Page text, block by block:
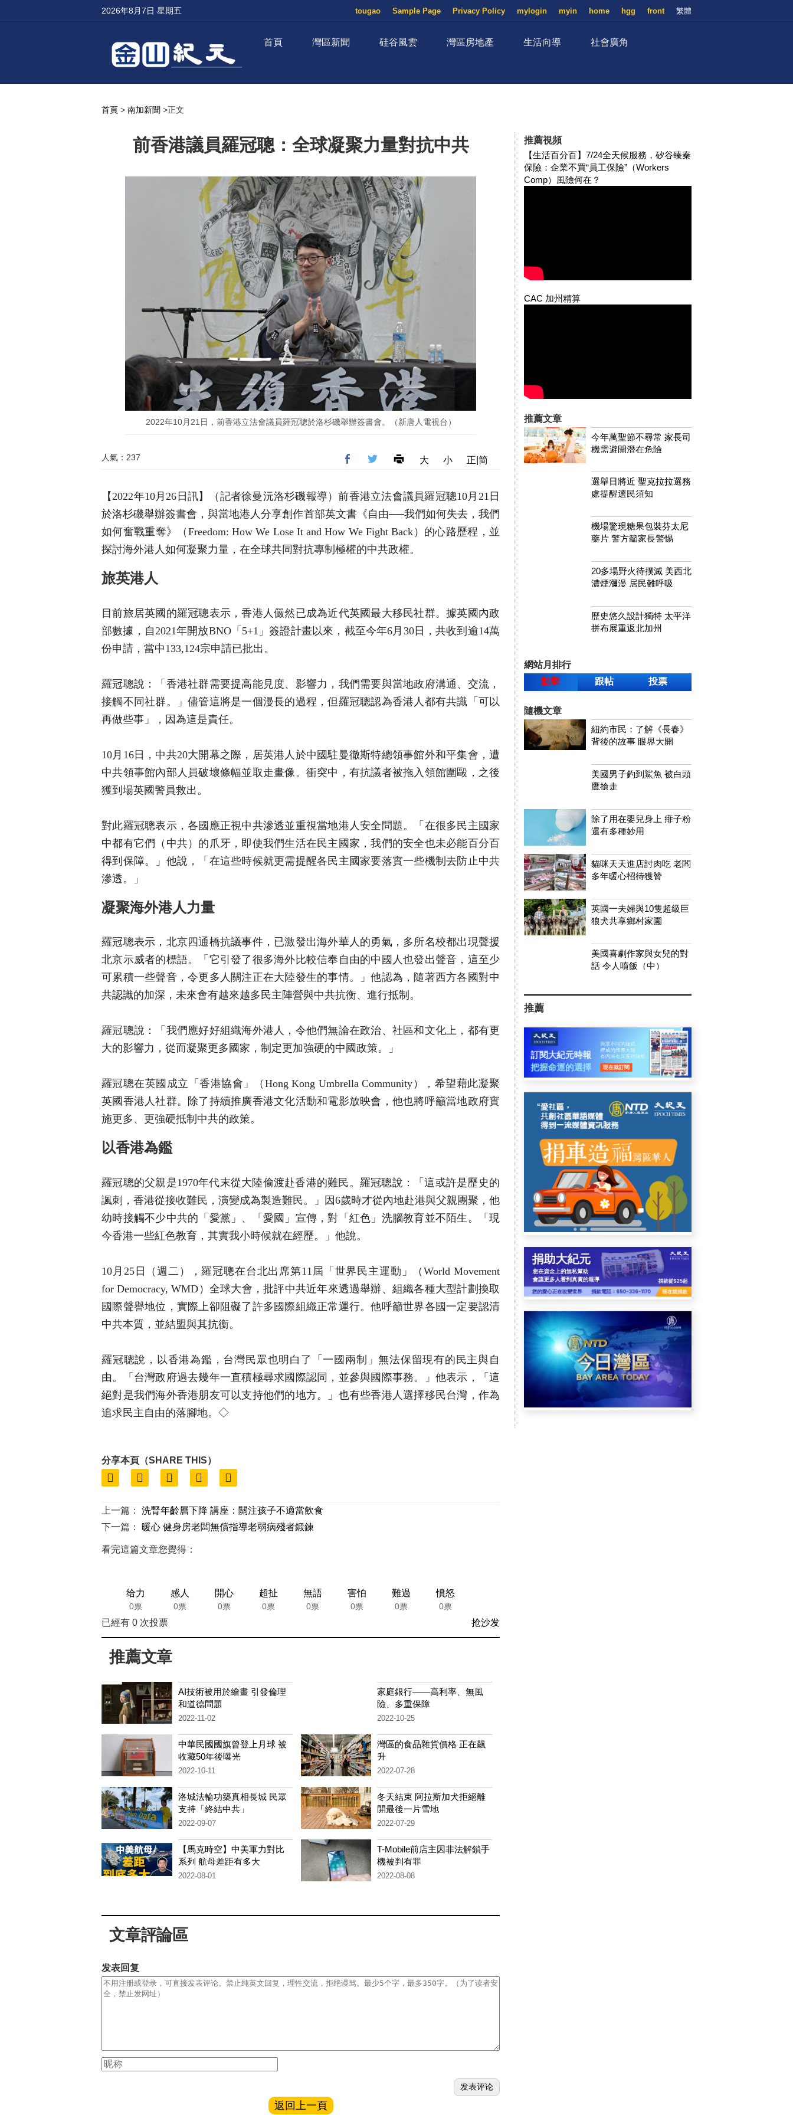
2026年8月7日 星期五 繁體
front
hgg
home
myin
mylogin
Privacy Policy
Sample Page
tougao
首頁 灣區新聞 硅谷風雲 灣區房地產 生活向導 社會廣角
首頁 > 南加新聞 >正文
前香港議員羅冠聰：全球凝聚力量對抗中共
2022年10月21日，前香港立法會議員羅冠聰於洛杉磯舉辦簽書會。（新唐人電視台）
人氣：237 大 小 正|简
【2022年10月26日訊】（記者徐曼沅洛杉磯報導）前香港立法會議員羅冠聰10月21日
於洛杉磯舉辦簽書會，與當地港人分享創作首部英文書《自由──我們如何失去，我們
如何奮戰重奪》（Freedom: How We Lose It and How We Fight Back）的心路歷程，並
探討海外港人如何凝聚力量，在全球共同對抗專制極權的中共政權。
旅英港人
目前旅居英國的羅冠聰表示，香港人儼然已成為近代英國最大移民社群。據英國內政
部數據，自2021年開放BNO「5+1」簽證計畫以來，截至今年6月30日，共收到逾14萬
份申請，當中133,124宗申請已批出。
羅冠聰說：「香港社群需要提高能見度、影響力，我們需要與當地政府溝通、交流，
接觸不同社群。」儘管這將是一個漫長的過程，但羅冠聰認為香港人都有共識「可以
再做些事」，因為這是責任。
10月16日，中共20大開幕之際，居英港人於中國駐曼徹斯特總領事館外和平集會，遭
中共領事館內部人員破壞條幅並取走畫像。衝突中，有抗議者被拖入領館圍毆，之後
獲到場英國警員救出。
對此羅冠聰表示，各國應正視中共滲透並重視當地港人安全問題。「在很多民主國家
中都有它們（中共）的爪牙，即使我們生活在民主國家，我們的安全也未必能百分百
得到保障。」他說，「在這些時候就更需提醒各民主國家要落實一些機制去防止中共
滲透。」
凝聚海外港人力量
羅冠聰表示，北京四通橋抗議事件，已激發出海外華人的勇氣，多所名校都出現聲援
北京示威者的標語。「它引發了很多海外比較信奉自由的中國人也發出聲音，這至少
可累積一些聲音，令更多人關注正在大陸發生的事情。」他認為，隨著西方各國對中
共認識的加深，未來會有越來越多民主陣營與中共抗衡、進行抵制。
羅冠聰說：「我們應好好組織海外港人，令他們無論在政治、社區和文化上，都有更
大的影響力，從而凝聚更多國家，制定更加強硬的中國政策。」
羅冠聰在英國成立「香港協會」（Hong Kong Umbrella Community），希望藉此凝聚
英國香港人社群。除了持續推廣香港文化活動和電影放映會，他也將呼籲當地政府實
施更多、更強硬抵制中共的政策。
以香港為鑑
羅冠聰的父親是1970年代末從大陸偷渡赴香港的難民。羅冠聰說：「這或許是歷史的
諷刺，香港從接收難民，演變成為製造難民。」因6歲時才從內地赴港與父親團聚，他
幼時接觸不少中共的「愛黨」、「愛國」宣傳，對「紅色」洗腦教育並不陌生。「現
今香港一些紅色教育，其實我小時候就在經歷。」他說。
10月25日（週二），羅冠聰在台北出席第11屆「世界民主運動」（World Movement
for Democracy, WMD）全球大會，批評中共近年來透過舉辦、組織各種大型計劃換取
國際聲譽地位，實際上卻阻礙了許多國際組織正常運行。他呼籲世界各國一定要認清
中共本質，並結盟與其抗衡。
羅冠聰說，以香港為鑑，台灣民眾也明白了「一國兩制」無法保留現有的民主與自
由。「台灣政府過去幾年一直積極尋求國際認同，並參與國際事務。」他表示，「這
絕對是我們海外香港朋友可以支持他們的地方。」也有些香港人選擇移民台灣，作為
追求民主自由的落腳地。◇
分享本頁（SHARE THIS）
上一篇：
洗腎年齡層下降 講座：關注孩子不適當飲食
下一篇：
暖心 健身房老闆無償指導老弱病殘者鍛鍊
看完這篇文章您覺得：
给力
0票
感人
0票
開心
0票
超扯
0票
無語
0票
害怕
0票
難過
0票
憤怒
0票
已經有 0 次投票 抢沙发
推薦文章
AI技術被用於繪畫 引發倫理
和道德問題
2022-11-02
家庭銀行——高利率、無風
險、多重保障
2022-10-25
中華民國國旗曾登上月球 被
收藏50年後曝光
2022-10-11
灣區的食品雜貨價格 正在飆
升
2022-07-28
洛城法輪功築真相長城 民眾
支持「終結中共」
2022-09-07
冬天結束 阿拉斯加犬拒絕離
開最後一片雪地
2022-07-29
【馬克時空】中美軍力對比
系列 航母差距有多大
2022-08-01
T-Mobile前店主因非法解鎖手
機被判有罪
2022-08-08
文章評論區
发表回复
返回上一頁
推薦視頻
【生活百分百】7/24全天候服務，矽谷臻秦
保險：企業不買“員工保險”（Workers
Comp）風險何在？
CAC 加州精算
推薦文章
今年萬聖節不尋常 家長司
機需避開潛在危險
選舉日將近 聖克拉拉選務
處提醒選民須知
機場驚現糖果包裝芬太尼
藥片 警方籲家長警惕
20多場野火待撲滅 美西北
濃煙瀰漫 居民難呼吸
歷史悠久設計獨特 太平洋
拼布展重返北加州
網站月排行
點擊
跟帖 投票
隨機文章
紐約市民：了解《長春》
背後的故事 眼界大開
美國男子釣到鯊魚 被白頭
鷹搶走
除了用在嬰兒身上 痱子粉
還有多種妙用
貓咪天天進店討肉吃 老闆
多年暖心招待獲贊
英國一夫婦與10隻超級巨
狼犬共享鄉村家園
美國喜劇作家與女兒的對
話 令人噴飯（中）
推薦